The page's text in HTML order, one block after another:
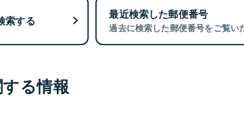
索する 最近検索した郵便番号
過去に検索した郵便番号をご覧い
る情報